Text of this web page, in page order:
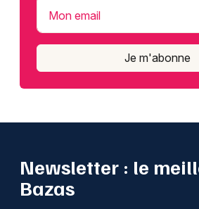
Mon email
Je m'abonne
Newsletter : le
Bazas